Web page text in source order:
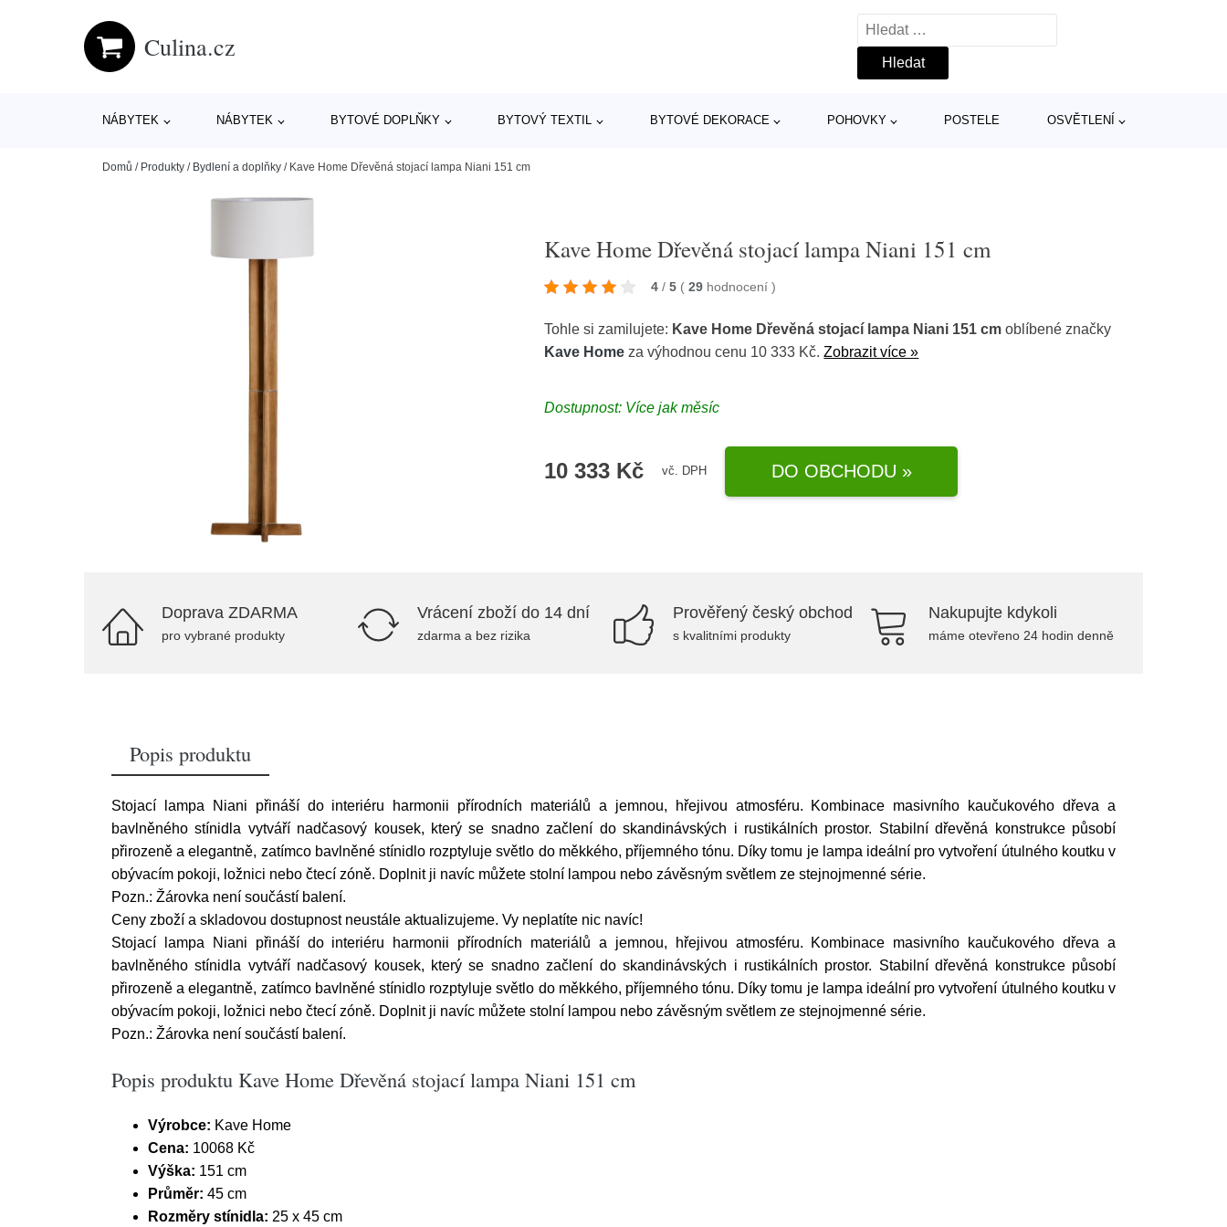
Culina.cz
Vyhledávání
NÁBYTEK NÁBYTEK BYTOVÉ DOPLŇKY BYTOVÝ TEXTIL BYTOVÉ DEKORACE POHOVKY POSTELE OSVĚTLENÍ
Domů / Produkty / Bydlení a doplňky / Kave Home Dřevěná stojací lampa Niani 151 cm
Kave Home Dřevěná stojací lampa Niani 151 cm
4 / 5 ( 29 hodnocení)
Tohle si zamilujete: Kave Home Dřevěná stojací lampa Niani 151 cm oblíbené značky
Kave Home za výhodnou cenu 10 333 Kč.Zobrazit více »
Dostupnost: Více jak měsíc
10 333 Kč vč. DPH DO OBCHODU »
Doprava ZDARMA
pro vybrané produkty
Vrácení zboží do 14 dní
zdarma a bez rizika
Prověřený český obchod
s kvalitními produkty
Nakupujte kdykoli
máme otevřeno 24 hodin denně
Popis produktu
Stojací lampa Niani přináší do interiéru harmonii přírodních materiálů a jemnou, hřejivou atmosféru. Kombinace masivního kaučukového dřeva a
bavlněného stínidla vytváří nadčasový kousek, který se snadno začlení do skandinávských i rustikálních prostor. Stabilní dřevěná konstrukce působí
přirozeně a elegantně, zatímco bavlněné stínidlo rozptyluje světlo do měkkého, příjemného tónu. Díky tomu je lampa ideální pro vytvoření útulného koutku v
obývacím pokoji, ložnici nebo čtecí zóně. Doplnit ji navíc můžete stolní lampou nebo závěsným světlem ze stejnojmenné série.
Pozn.: Žárovka není součástí balení.
Ceny zboží a skladovou dostupnost neustále aktualizujeme. Vy neplatíte nic navíc!
Stojací lampa Niani přináší do interiéru harmonii přírodních materiálů a jemnou, hřejivou atmosféru. Kombinace masivního kaučukového dřeva a
bavlněného stínidla vytváří nadčasový kousek, který se snadno začlení do skandinávských i rustikálních prostor. Stabilní dřevěná konstrukce působí
přirozeně a elegantně, zatímco bavlněné stínidlo rozptyluje světlo do měkkého, příjemného tónu. Díky tomu je lampa ideální pro vytvoření útulného koutku v
obývacím pokoji, ložnici nebo čtecí zóně. Doplnit ji navíc můžete stolní lampou nebo závěsným světlem ze stejnojmenné série.
Pozn.: Žárovka není součástí balení.
Popis produktu Kave Home Dřevěná stojací lampa Niani 151 cm
Výrobce: Kave Home
Cena: 10068 Kč
Výška: 151 cm
Průměr: 45 cm
Rozměry stínidla: 25 x 45 cm